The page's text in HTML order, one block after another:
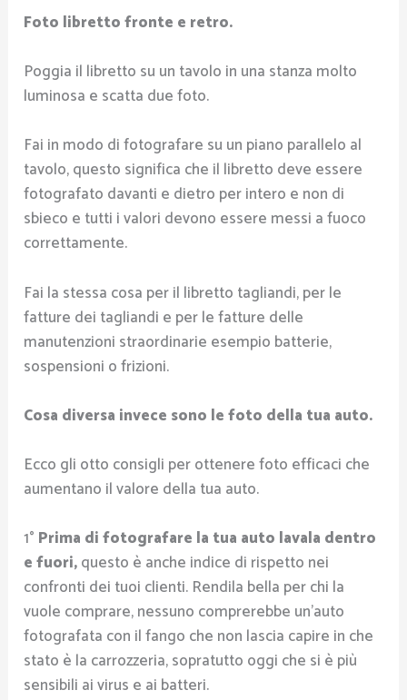
Foto libretto fronte e retro.
Poggia il libretto su un tavolo in una stanza molto
luminosa e scatta due foto.
Fai in modo di fotografare su un piano parallelo al
tavolo, questo significa che il libretto deve essere
fotografato davanti e dietro per intero e non di
sbieco e tutti i valori devono essere messi a fuoco
correttamente.
Fai la stessa cosa per il libretto tagliandi, per le
fatture dei tagliandi e per le fatture delle
manutenzioni straordinarie esempio batterie,
sospensioni o frizioni.
Cosa diversa invece sono le foto della tua auto.
Ecco gli otto consigli per ottenere foto efficaci che
aumentano il valore della tua auto.
1° Prima di fotografare la tua auto lavala dentro
e fuori,questo è anche indice di rispetto nei
confronti dei tuoi clienti. Rendila bella per chi la
vuole comprare, nessuno comprerebbe un’auto
fotografata con il fango che non lascia capire in che
stato è la carrozzeria, sopratutto oggi che si è più
sensibili ai virus e ai batteri.